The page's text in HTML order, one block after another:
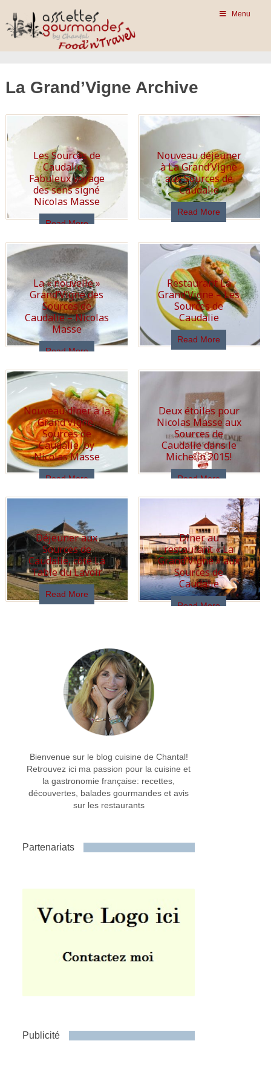
Menu
La Grand’Vigne Archive
Les Sources de
Caudalie –
Fabuleux voyage
des sens signé
Nicolas Masse
Read More
Nouveau déjeuner
à La Grand’Vigne
aux Sources de
Caudalie
Read More
La « nouvelle »
Grand’Vigne des
Sources de
Caudalie – Nicolas
Masse
Read More
Restaurant La
Grand’Vigne – Les
Sources de
Caudalie
Read More
Nouveau dîner à la
Grand’Vigne,
Sources de
Caudalie, by
Nicolas Masse
Read More
Deux étoiles pour
Nicolas Masse aux
Sources de
Caudalie dans le
Michelin 2015!
Read More
Déjeuner aux
Sources de
Caudalie, côté La
Table du Lavoir
Read More
Dîner au
restaurant « La
Grand’Vigne » aux
Sources de
Caudalie
Read More
Bienvenue sur le blog cuisine de Chantal!
Retrouvez ici ma passion pour la cuisine et
la gastronomie française: recettes,
découvertes, balades gourmandes et avis
sur les restaurants
Partenariats
Publicité